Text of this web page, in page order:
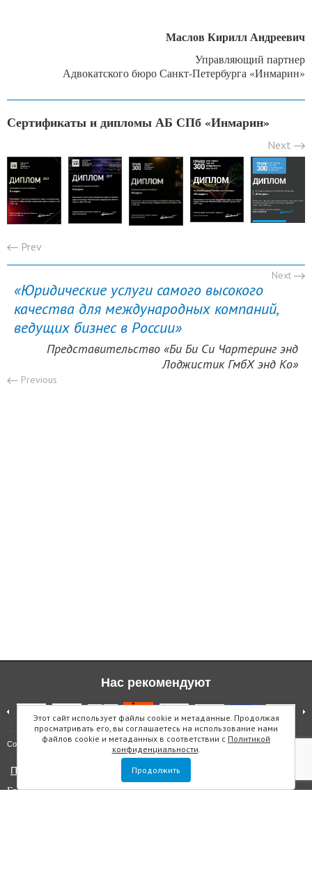
Маслов Кирилл Андреевич
Управляющий партнер
Адвокатского бюро Санкт-Петербурга «Инмарин»
Сертификаты и дипломы АБ СПб «Инмарин»
Prev
Next
«Юридические услуги самого высокого
качества для международных компаний,
ведущих бизнес в России»
Представительство «Би Би Си Чартеринг энд
Лоджистик ГмбХ энд Ко»
Previous
Next
Этот сайт использует файлы cookie и метаданные. Продолжая
просматривать его, вы соглашаетесь на использование нами
файлов cookie и метаданных в соответствии с Политикой
конфиденциальности.
Продолжить
Нас рекомендуют
Copyright © "Инмарин" Карта сайта
Политика конфиденциальности
Главный редактор Маслова Е.О.